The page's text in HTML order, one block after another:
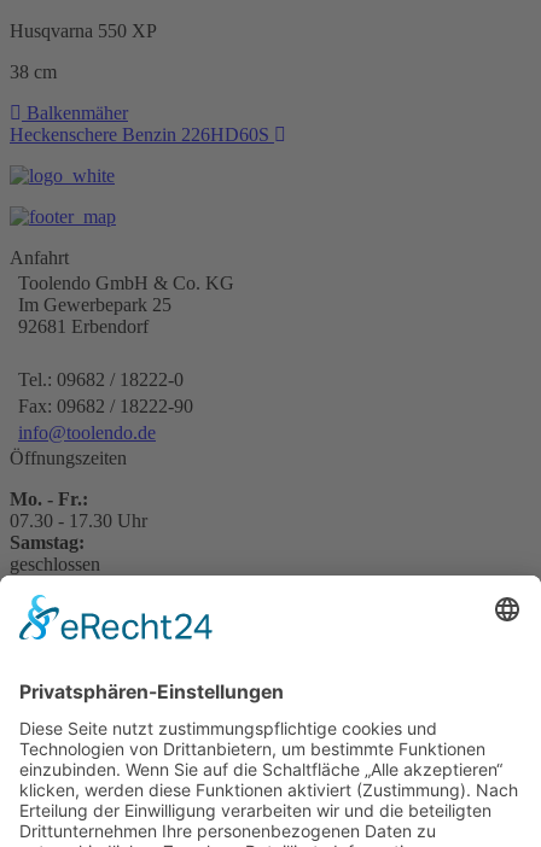
Husqvarna 550 XP
38 cm
Beitragsnavigation
Balkenmäher
Heckenschere Benzin 226HD60S
Anfahrt
Toolendo GmbH & Co. KG
Im Gewerbepark 25
92681 Erbendorf
Tel.: 09682 / 18222-0
Fax: 09682 / 18222-90
info@toolendo.de
Öffnungszeiten
Mo. - Fr.:
07.30 - 17.30 Uhr
Samstag:
geschlossen
Sowie nach telefonischer Vereinbarung.
Rechtliches
Impressum
Datenschutzerklärung
Cookie-Einstellungen
Teilnahmebedingungen
AGB
Top